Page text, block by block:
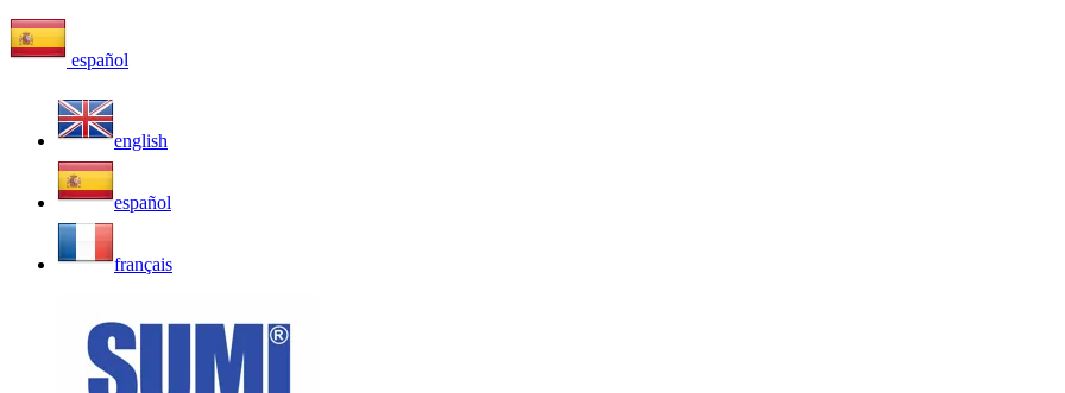
español
english
español
français